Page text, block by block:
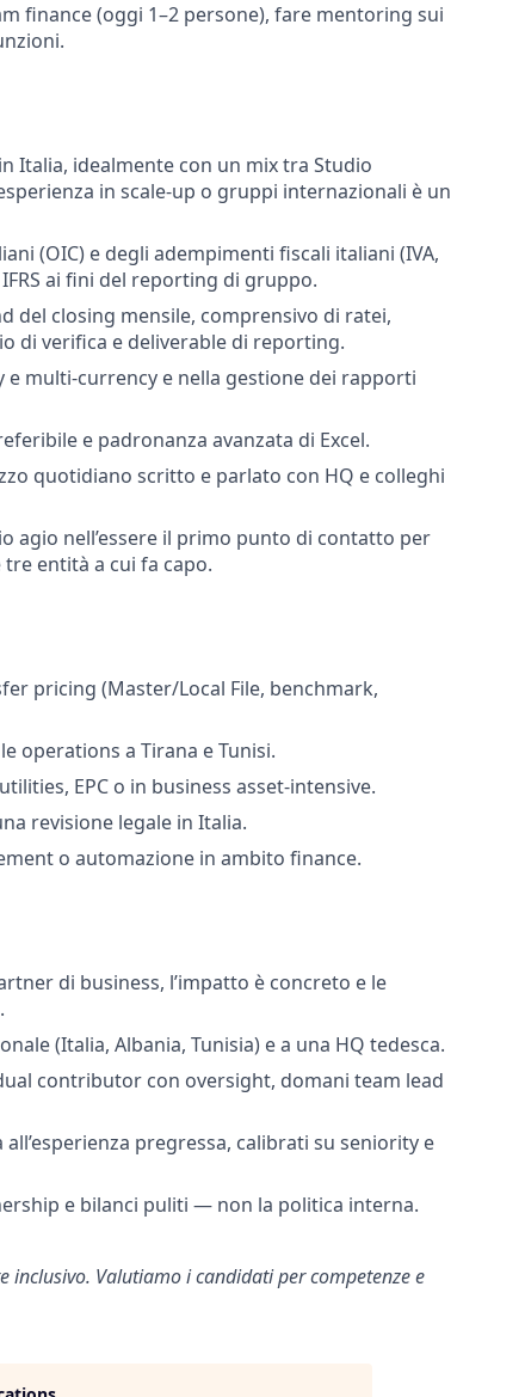
finance (oggi 1–2 persone), fare mentoring sui
Italia, idealmente con un mix tra Studio
in scale-up o gruppi internazionali è un
(OIC) e degli adempimenti fiscali italiani (IVA,
ai fini del reporting di gruppo.
del closing mensile, comprensivo di ratei,
di verifica e deliverable di reporting.
multi-currency e nella gestione dei rapporti
e padronanza avanzata di Excel.
quotidiano scritto e parlato con HQ e colleghi
agio nell’essere il primo punto di contatto per
entità a cui fa capo.
pricing (Master/Local File, benchmark,
operations a Tirana e Tunisi.
EPC o in business asset-intensive.
revisione legale in Italia.
o automazione in ambito finance.
di business, l’impatto è concreto e le
(Italia, Albania, Tunisia) e a una HQ tedesca.
contributor con oversight, domani team lead
pregressa, calibrati su seniority e
e bilanci puliti — non la politica interna.
inclusivo. Valutiamo i candidati per competenze e